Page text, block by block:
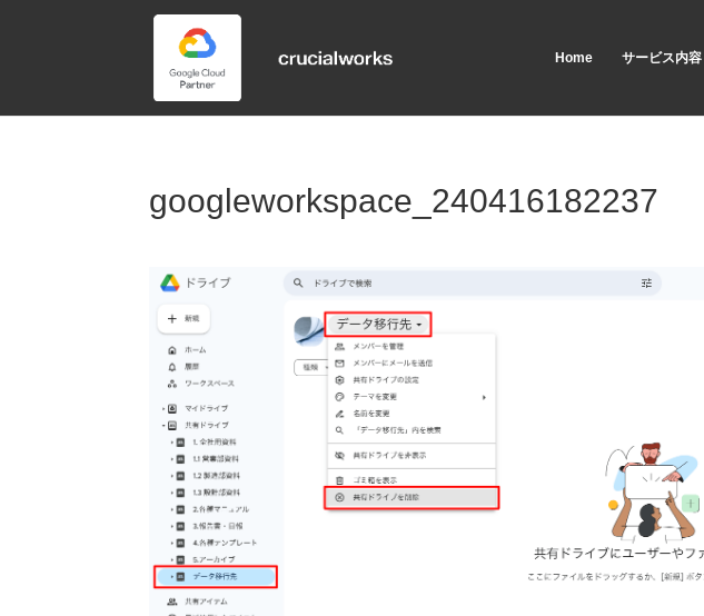
Home サービス内容
googleworkspace_240416182237